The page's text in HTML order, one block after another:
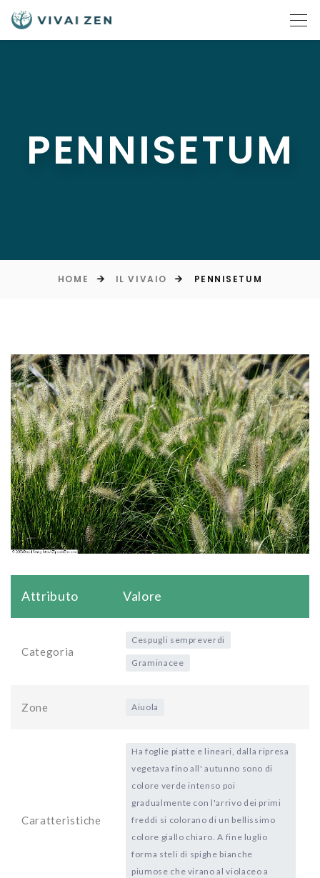
PENNISETUM
HOME IL VIVAIO PENNISETUM
Attributo Valore
Categoria
Cespugli sempreverdi
Graminacee
Zone Aiuola
Caratteristiche
Ha foglie piatte e lineari, dalla ripresa
vegetava fino all' autunno sono di
colore verde intenso poi
gradualmente con l'arrivo dei primi
freddi si colorano di un bellissimo
colore giallo chiaro. A fine luglio
forma steli di spighe bianche
piumose che virano al violaceo a